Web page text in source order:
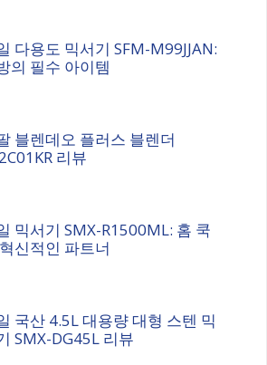
다용도 믹서기 SFM-M99JJAN:
의 필수 아이템
블렌데오 플러스 블렌더
리뷰
믹서기 SMX-R1500ML: 홈 쿡
신적인 파트너
국산 4.5L 대용량 대형 스텐 믹
SMX-DG45L 리뷰